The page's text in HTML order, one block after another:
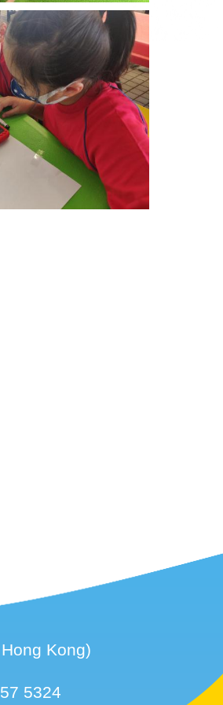
Kong)
5324